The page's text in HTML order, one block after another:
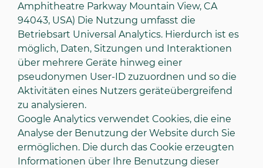
Amphitheatre Parkway Mountain View, CA
94043, USA) Die Nutzung umfasst die
Betriebsart Universal Analytics. Hierdurch ist es
möglich, Daten, Sitzungen und Interaktionen
über mehrere Geräte hinweg einer
pseudonymen User-ID zuzuordnen und so die
Aktivitäten eines Nutzers geräteübergreifend
zu analysieren.
Google Analytics verwendet Cookies, die eine
Analyse der Benutzung der Website durch Sie
ermöglichen. Die durch das Cookie erzeugten
Informationen über Ihre Benutzung dieser